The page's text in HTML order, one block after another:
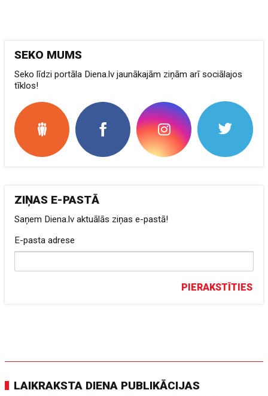
SEKO MUMS
Seko līdzi portāla Diena.lv jaunākajām ziņām arī sociālajos
tīklos!
ZIŅAS E-PASTĀ
Saņem Diena.lv aktuālās ziņas e-pastā!
E-pasta adrese
PIERAKSTĪTIES
LAIKRAKSTA DIENA PUBLIKĀCIJAS